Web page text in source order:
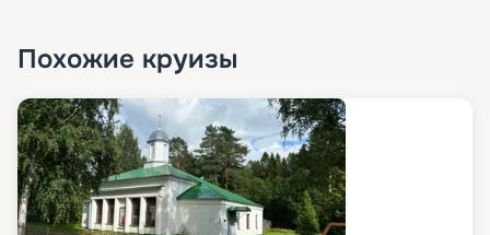
Похожие круизы